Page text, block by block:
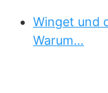
Winget und
Warum…